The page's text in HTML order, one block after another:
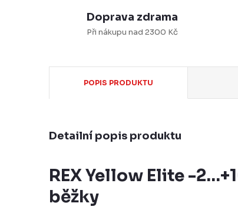
Doprava zdrama
Při nákupu nad 2300 Kč
POPIS PRODUKTU
Detailní popis produktu
REX Yellow Elite -
běžky